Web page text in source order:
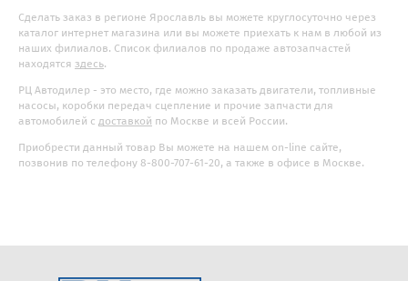
Сделать заказ в регионе Ярославль вы можете круглосуточно через
каталог интернет магазина или вы можете приехать к нам в любой из
наших филиалов. Список филиалов по продаже автозапчастей
находятся здесь.
РЦ Автодилер - это место, где можно заказать двигатели, топливные
насосы, коробки передач сцепление и прочие запчасти для
автомобилей с доставкой по Москве и всей России.
Приобрести данный товар Вы можете на нашем on-line сайте,
позвонив по телефону 8-800-707-61-20, а также в офисе в Москве.